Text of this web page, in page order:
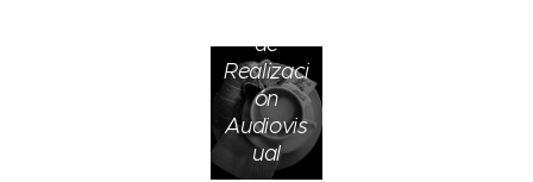
de
Realizaci
ón
Audiovis
ual